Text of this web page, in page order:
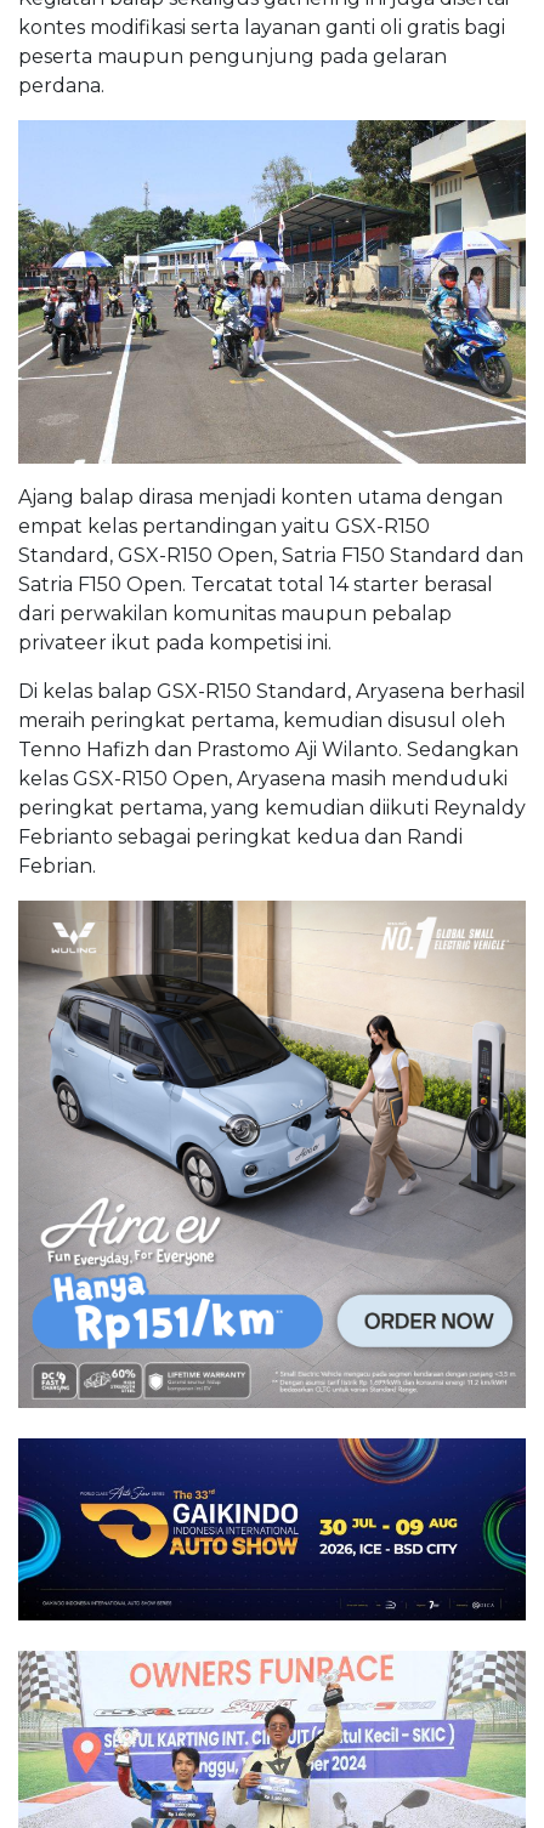
kontes modifikasi serta layanan ganti oli gratis bagi
peserta maupun pengunjung pada gelaran
perdana.
Ajang balap dirasa menjadi konten utama dengan
empat kelas pertandingan yaitu GSX-R150
Standard, GSX-R150 Open, Satria F150 Standard dan
Satria F150 Open. Tercatat total 14 starter berasal
dari perwakilan komunitas maupun pebalap
privateer ikut pada kompetisi ini.
Di kelas balap GSX-R150 Standard, Aryasena berhasil
meraih peringkat pertama, kemudian disusul oleh
Tenno Hafizh dan Prastomo Aji Wilanto. Sedangkan
kelas GSX-R150 Open, Aryasena masih menduduki
peringkat pertama, yang kemudian diikuti Reynaldy
Febrianto sebagai peringkat kedua dan Randi
Febrian.